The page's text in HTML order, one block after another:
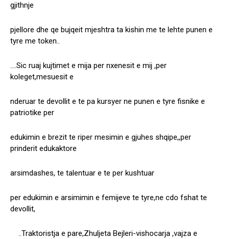
gjithnje
pjellore dhe qe bujqeit mjeshtra ta kishin me te lehte punen e
tyre me token..
….Sic ruaj kujtimet e mija per nxenesit e mij ,per
koleget,mesuesit e
nderuar te devollit e te pa kursyer ne punen e tyre fisnike e
patriotike per
edukimin e brezit te riper mesimin e gjuhes shqipe,,per
prinderit edukaktore
arsimdashes, te talentuar e te per kushtuar
per edukimin e arsimimin e femijeve te tyre,ne cdo fshat te
devollit,
..Traktoristja e pare,Zhuljeta Bejleri-vishocarja ,vajza e